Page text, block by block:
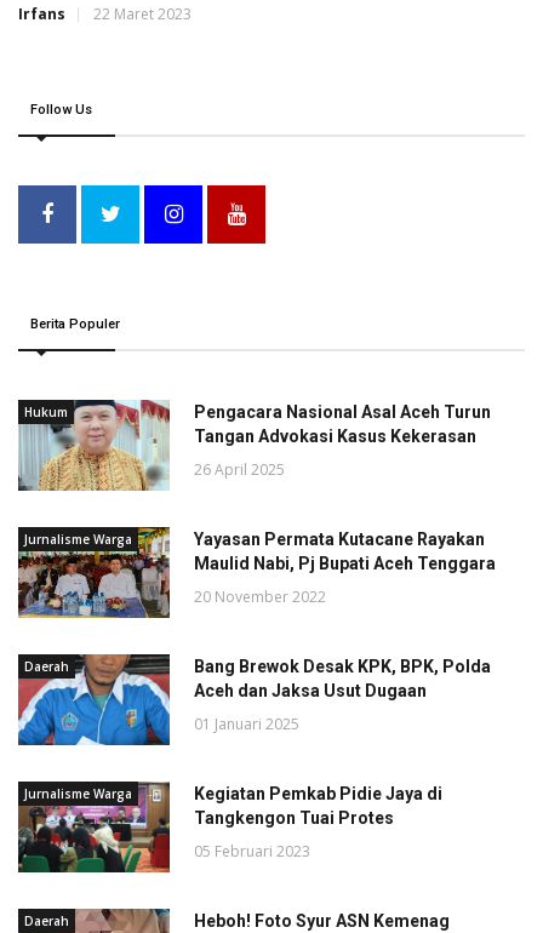
Irfans 22 Maret 2023
Follow Us
Berita Populer
Hukum
Pengacara Nasional Asal Aceh Turun
Tangan Advokasi Kasus Kekerasan
26 April 2025
Jurnalisme Warga
Yayasan Permata Kutacane Rayakan
Maulid Nabi, Pj Bupati Aceh Tenggara
20 November 2022
Daerah
Bang Brewok Desak KPK, BPK, Polda
Aceh dan Jaksa Usut Dugaan
01 Januari 2025
Jurnalisme Warga
Kegiatan Pemkab Pidie Jaya di
Tangkengon Tuai Protes
05 Februari 2023
Daerah
Heboh! Foto Syur ASN Kemenag